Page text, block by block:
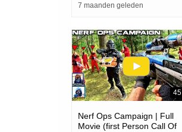
7 maanden geleden
Nerf Ops Campaign | Full
Movie (first Person Call Of